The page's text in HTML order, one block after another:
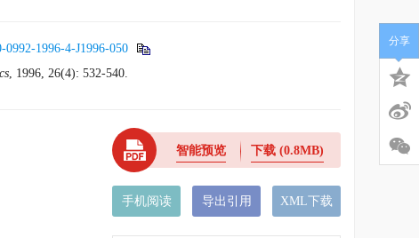
0992-1996-4-J1996-050
, 1996, 26(4): 532-540.
智能预览 下载(0.8MB)
手机阅读 导出引用 XML下载
分享